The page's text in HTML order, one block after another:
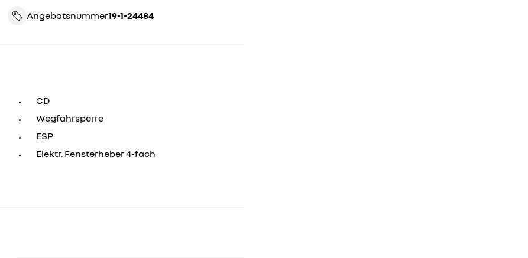
Angebotsnummer 19-1-24484
CD
Wegfahrsperre
ESP
Elektr. Fensterheber 4-fach